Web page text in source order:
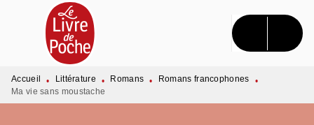
MENU RECHERCHE CONTENU
PIED DE PAGE
Accueil • Littérature • Romans • Romans francophones
•
Ma vie sans moustache